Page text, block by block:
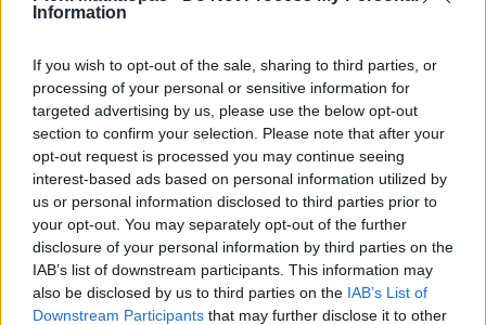
Information
If you wish to opt-out of the sale, sharing to third parties, or
processing of your personal or sensitive information for
targeted advertising by us, please use the below opt-out
section to confirm your selection. Please note that after your
opt-out request is processed you may continue seeing
interest-based ads based on personal information utilized by
us or personal information disclosed to third parties prior to
your opt-out. You may separately opt-out of the further
disclosure of your personal information by third parties on the
IAB’s list of downstream participants. This information may
also be disclosed by us to third parties on the IAB’s List of
Downstream Participants that may further disclose it to other
Erinomainen
Erittäin hyvä
Keskitaso
Huono
Todella huono